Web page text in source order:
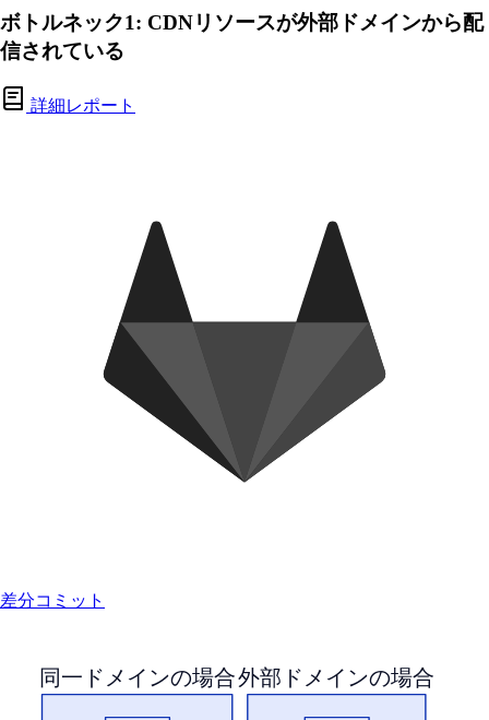
ボトルネック1: CDNリソースが外部ドメインから配
信されている
詳細レポート
差分コミット